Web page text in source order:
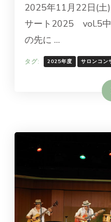
2025年11月22日(土
サート2025 vol.5中
の先に …
タグ: 2025年度 サロンコン
続きを読